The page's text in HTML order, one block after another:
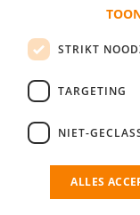
login gegevens
login
Bedrijf
nieuwe collega/
STRIKT
TARGETING
NIET-
ALLES